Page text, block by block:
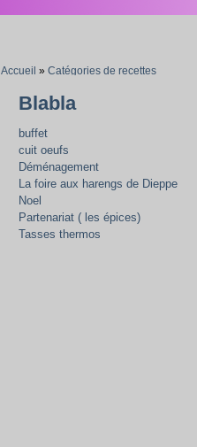
Accueil »Catégories de recettes
Blabla
buffet
cuit oeufs
Déménagement
La foire aux harengs de Dieppe
Noel
Partenariat ( les épices)
Tasses thermos